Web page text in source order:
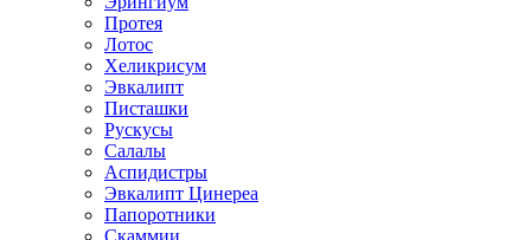
Протея
Лотос
Хеликрисум
Эвкалипт
Писташки
Рускусы
Салалы
Аспидистры
Эвкалипт Цинереа
Папоротники
Скаммии